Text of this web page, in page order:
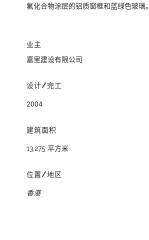
氟化合物涂层的铝质窗框和蓝绿色玻璃。
业主
嘉里建设有限公司
设计/完工
2004
建筑面积
13,275 平方米
位置/地区
香港